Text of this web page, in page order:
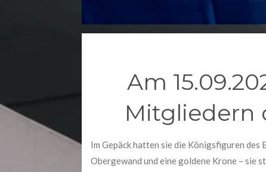
Am
Mitgliedern
Im Gepäck hatten sie die Königsfiguren
Obergewand und eine goldene Krone – sie